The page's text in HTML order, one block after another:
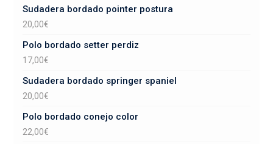
Sudadera bordado pointer postura
20,00€
Polo bordado setter perdiz
17,00€
Sudadera bordado springer spaniel
20,00€
Polo bordado conejo color
22,00€